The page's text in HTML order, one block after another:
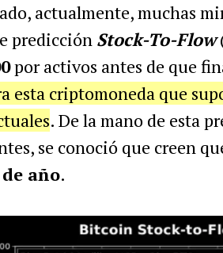
actualmente, muchas
predicción Stock-To-Flow
por activos antes de que
esta criptomoneda que
. De la mano de esta
se conoció que creen
año.